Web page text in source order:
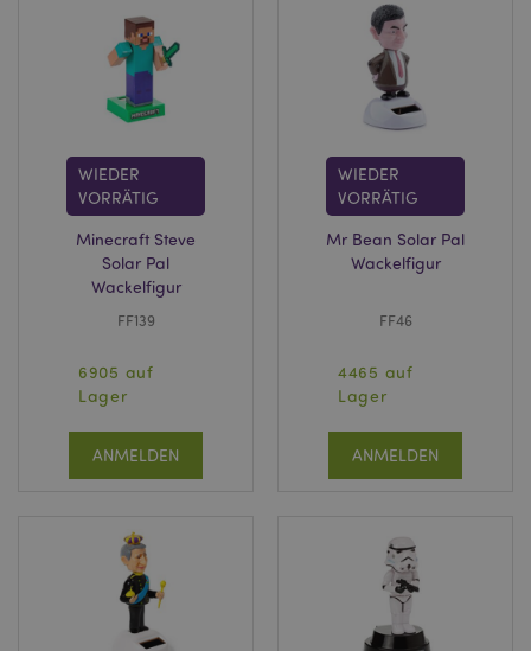
WIEDER
VORRÄTIG
Minecraft Steve
Solar Pal
Wackelfigur
FF139
6905 auf
Lager
ANMELDEN
WIEDER
VORRÄTIG
Mr Bean Solar Pal
Wackelfigur
FF46
4465 auf
Lager
ANMELDEN